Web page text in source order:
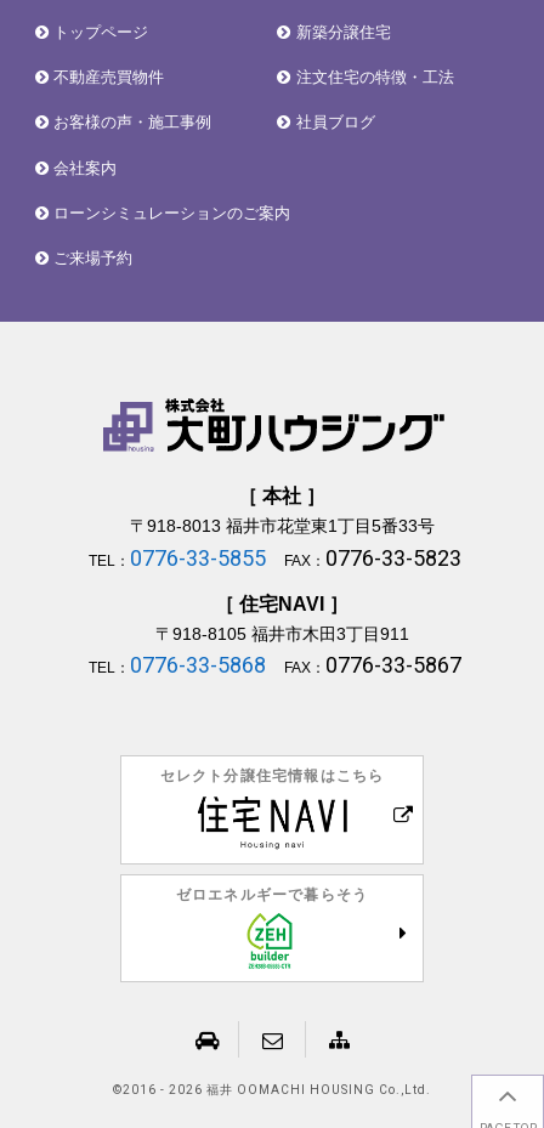
トップページ 新築分譲住宅
不動産売買物件 注文住宅の特徴・工法
お客様の声・施工事例 社員ブログ
会社案内
ローンシミュレーションのご案内
ご来場予約
［ 本社 ］
〒918-8013 福井市花堂東1丁目5番33号
TEL： 0776-33-5855 FAX： 0776-33-5823
［ 住宅NAVI ］
〒918-8105福井市木田3丁目911
TEL： 0776-33-5868 FAX： 0776-33-5867
セレクト分譲住宅情報はこちら
ゼロエネルギーで暮らそう
©2016 - 2026 福井 OOMACHI HOUSING Co.,Ltd.